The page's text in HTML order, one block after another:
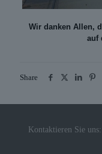
Wir danken Allen,
auf
Share
Kontaktieren Sie uns: